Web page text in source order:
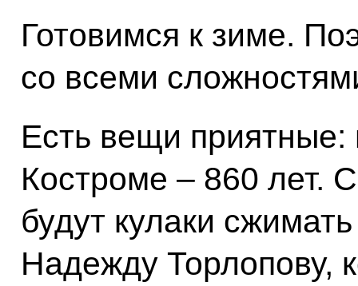
Готовимся к зиме.
со всеми
Есть вещи приятные:
Костроме – 860 лет.
будут кулаки
Надежду Торлопову,